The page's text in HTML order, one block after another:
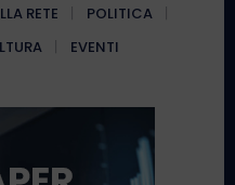
RETE
POLITICA
EVENTI